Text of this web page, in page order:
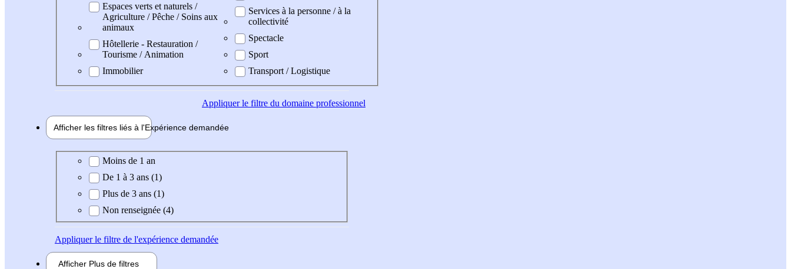
Espaces verts et naturels /
Agriculture / Pêche / Soins aux
animaux
Hôtellerie - Restauration /
Tourisme / Animation
Immobilier
Services à la personne / à la
collectivité
Spectacle
Sport
Transport / Logistique
Appliquerle filtre du domaine professionnel
Afficher les filtres liés à l'Expérience demandée
Expérience demandée
Moins de 1 an
De 1 à 3 ans (1)
Plus de 3 ans (1)
Non renseignée (4)
Appliquerle filtre de l'expérience demandée
Afficher Plus de filtres